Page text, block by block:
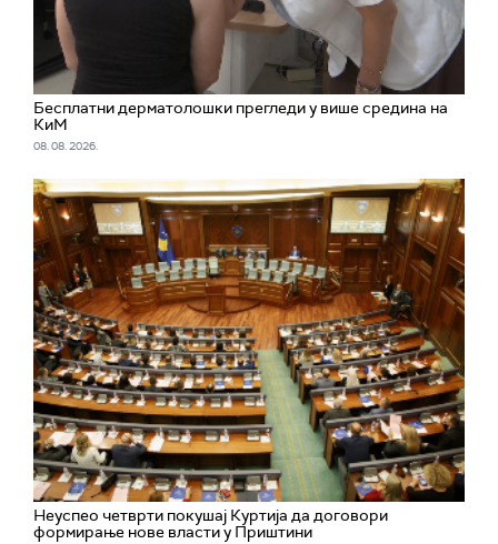
Бесплатни дерматолошки прегледи у више средина на
КиМ
08. 08. 2026.
Неуспео четврти покушај Куртија да договори
формирање нове власти у Приштини